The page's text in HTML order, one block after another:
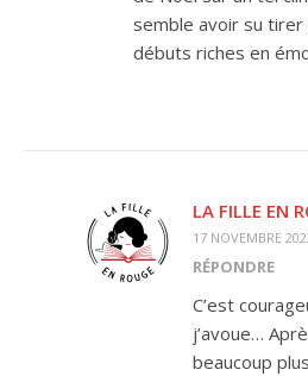
semble avoir su
débuts riches en
LA FILLE EN
17 NOVEMBRE
RÉPONDRE
C’est
j’avoue…
beaucoup